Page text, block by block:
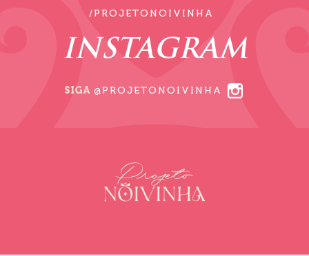
/PROJETONOIVINHA
INSTAGRAM
SIGA @PROJETONOIVINHA